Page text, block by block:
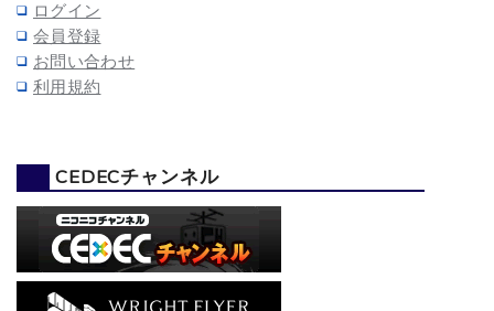
ログイン
会員登録
お問い合わせ
利用規約
CEDECチャンネル